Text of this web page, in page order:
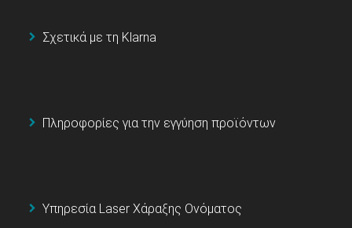
Σχετικά με τη Klarna
Πληροφορίες για την εγγύηση προϊόντων
Υπηρεσία Laser Χάραξης Ονόματος